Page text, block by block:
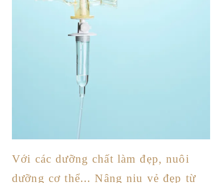
Với các dưỡng chất làm đẹp, nuôi
dưỡng cơ thể... Nâng niu vẻ đẹp từ